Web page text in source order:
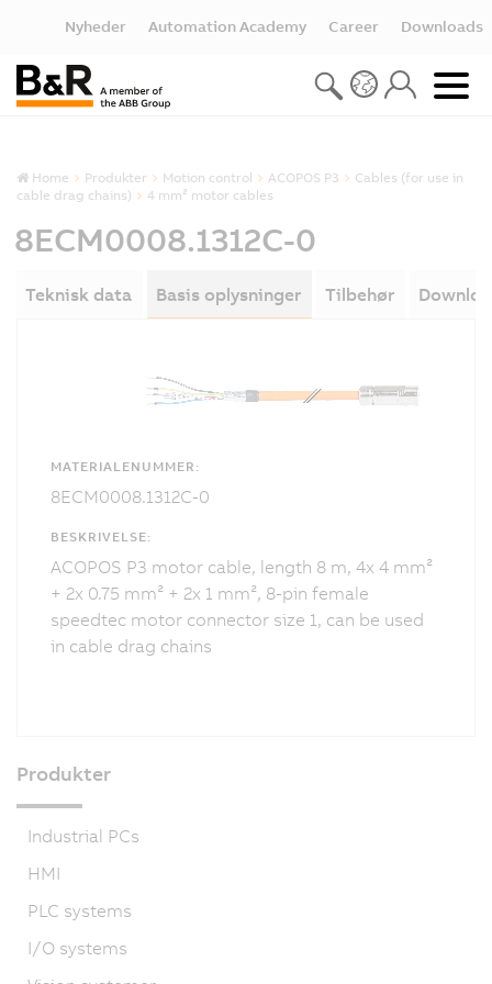
Nyheder Automation Academy Career Downloads
Home Produkter Motion control ACOPOS P3
Cables (for use in
cable drag chains)
4 mm² motor cables
8ECM0008.1312C-0
Teknisk data Basis oplysninger Tilbehør
MATERIALENUMMER:
8ECM0008.1312C-0
BESKRIVELSE:
ACOPOS P3 motor cable, length 8 m, 4x 4 mm²
+ 2x 0.75 mm² + 2x 1 mm², 8-pin female
speedtec motor connector size 1, can be used
in cable drag chains
Produkter
Industrial PCs
HMI
PLC systems
I/O systems